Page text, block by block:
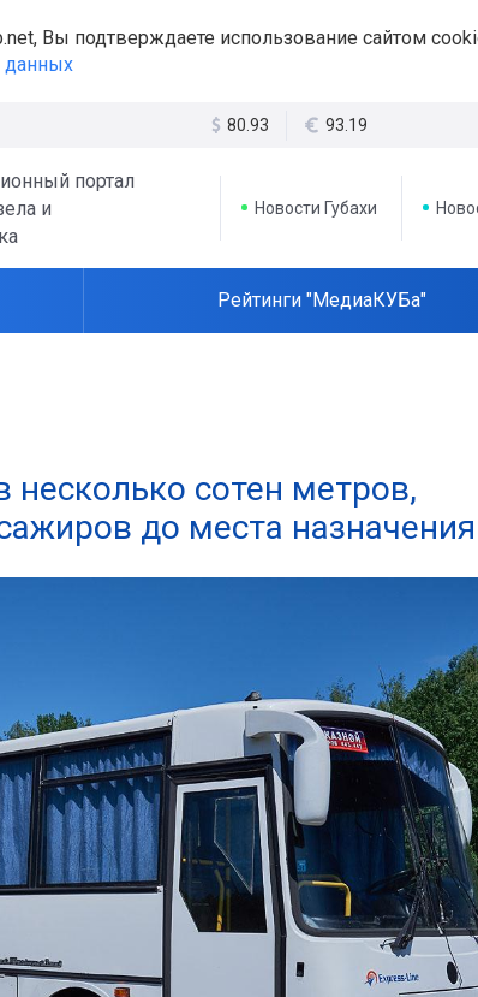
Вы подтверждаете использование сайтом
данных
80.93 93.19
портал
и
Новости Губахи
Рейтинги "МедиаКУБа"
несколько сотен метров,
до места назначения